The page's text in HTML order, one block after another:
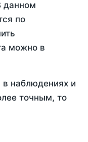
данном
по
можно в
в наблюдениях и
точным, то